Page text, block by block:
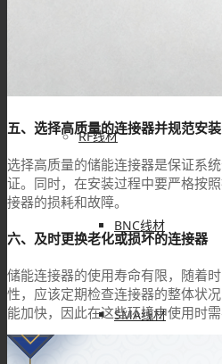
RF线材
BNC线材
SMA线材
五、选择高质量的连接器并规范安装
选择高质量的储能连接器是保证系
证。同时，在安装过程中要严格按
接器的损耗和故障。
六、及时更换老化或损坏的连接器
储能连接器的使用寿命有限，随着
性，应该定期检查连接器的整体状
能加快，因此在这些环境中使用时需